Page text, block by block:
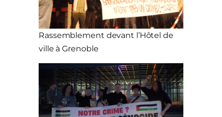
Rassemblement devant l’Hôtel de
ville à Grenoble